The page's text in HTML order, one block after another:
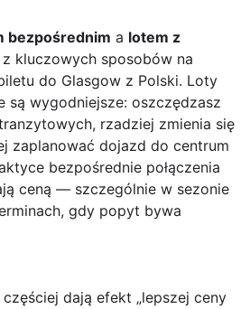
bezpośrednim a lotem z
kluczowych sposobów na
do Glasgow z Polski. Loty
są wygodniejsze: oszczędzasz
rzadziej zmienia się
zaplanować dojazd do centrum
bezpośrednie połączenia
ceną — szczególnie w sezonie
gdy popyt bywa
dają efekt „lepszej ceny